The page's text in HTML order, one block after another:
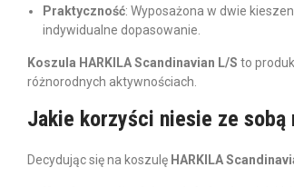
Praktyczność: Wyposażona w dwie
indywidualne dopasowanie.
Koszula HARKILA Scandinavian L/S to
różnorodnych aktywnościach.
Jakie korzyści niesie ze sobą
Decydując się na koszulę HARKILA